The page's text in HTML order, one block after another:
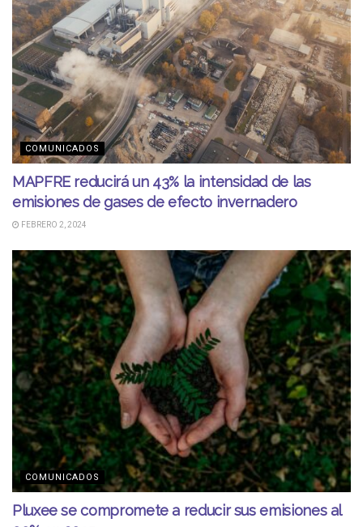
COMUNICADOS
MAPFRE reducirá un 43% la intensidad de las
emisiones de gases de efecto invernadero
FEBRERO 2, 2024
COMUNICADOS
Pluxee se compromete a reducir sus emisiones al